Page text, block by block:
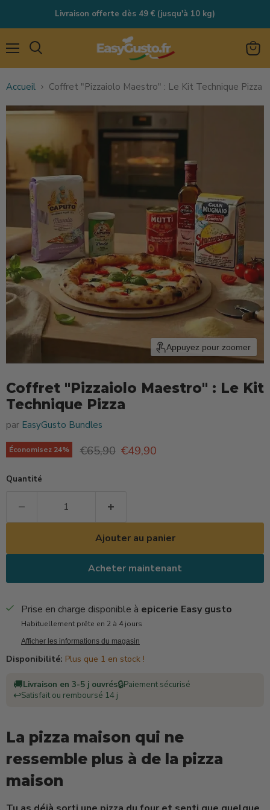
Livraison offerte dès 49 € (jusqu'à 10 kg)
panier
Accueil Coffret "Pizzaiolo Maestro" : Le Kit Technique Pizza
Appuyez pour zoomer
Coffret "Pizzaiolo Maestro" : Le Kit
Technique Pizza
par EasyGusto Bundles
Économisez 24% Prix d'origine
€65,90 Prix actuel
€49,90
Quantité
Ajouter au panier
Acheter maintenant
Prise en charge disponible à epicerie Easy gusto
Habituellement prête en 2 à 4 jours
Afficher les informations du magasin
Disponibilité: Plus que 1 en stock !
🚚Livraison en 3-5 j ouvrés🔒Paiement sécurisé
↩️Satisfait ou remboursé 14 j
La pizza maison qui ne
ressemble plus à de la pizza
maison